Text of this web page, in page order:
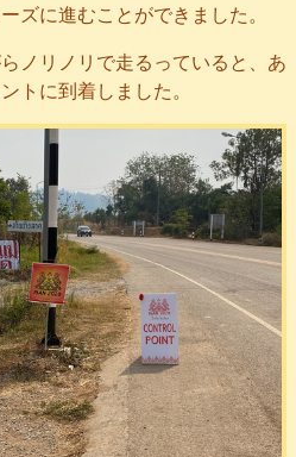
ズに進むことができました。
ノリノリで走るっていると、あ
トに到着しました。